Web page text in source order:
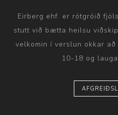
Eirberg ehf. er rótgróið
stutt við bætta heilsu
velkomin í verslun okkar
10-18 og